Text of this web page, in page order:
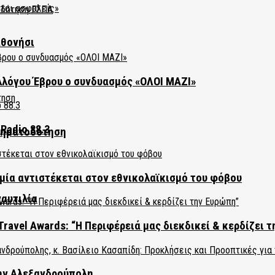
Έβρου ο συνδυασμός «ΟΛΟΙ ΜΑΖΙ»
88.3
αντιστέκεται στον εθνικολαϊκισμό του φόβου
Awards: “Η Περιφέρειά μας διεκδικεί & κερδίζει